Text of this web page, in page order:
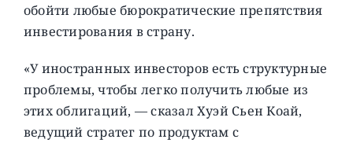
обойти любые бюрократические препятствия
инвестирования в страну.
«У иностранных инвесторов есть структурные
проблемы, чтобы легко получить любые из
этих облигаций, — сказал Хуэй Сьен Коай,
ведущий стратег по продуктам с